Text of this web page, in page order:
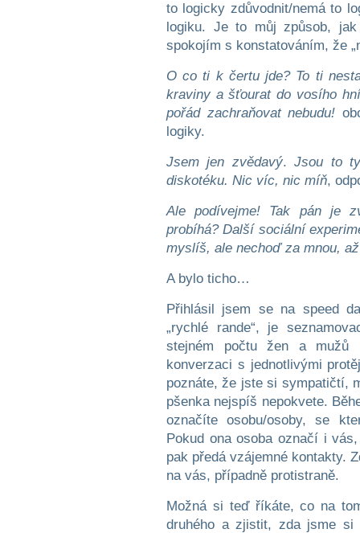
to logicky zdůvodnit/nemá to
logiku. Je to můj způsob,
spokojím s konstatováním, že
O co ti k čertu jde? To ti
kraviny a šťourat do vosího
pořád zachraňovat nebudu!
logiky.
Jsem jen zvědavý.Jsou to
diskotéku. Nic víc, nic míň,
Ale podívejme! Tak pán je
probíhá? Další sociální
myslíš, ale nechoď za mnou,
A bylo ticho…
Přihlásil jsem se na speed
„rychlé rande“, je
stejném počtu žen a mužů
konverzaci s jednotlivými
poznáte, že jste si sympatičtí,
pšenka nejspíš nepokvete.
označíte osobu/osoby, se
Pokud ona osoba označí i
pak předá vzájemné kontakty.
na vás, případně protistraně.
Možná si teď říkáte, co na
druhého a zjistit, zda jsme si